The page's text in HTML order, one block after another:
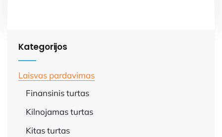
Kategorijos
Laisvas pardavimas
Finansinis turtas
Kilnojamas turtas
Kitas turtas